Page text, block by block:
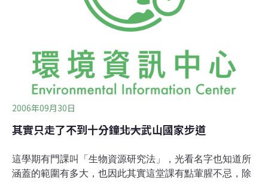
2006年09月30日
其實只走了不到十分鐘――北大武山國家步道
這學期有門課叫「生物資源研究法」，光看名字也知道所
涵蓋的範圍有多大，也因此其實這堂課有點葷腥不忌，除